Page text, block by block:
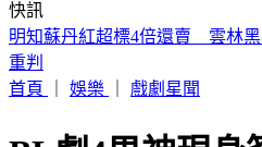
快訊
任天堂財報亮眼！Switch 2銷量
首頁
BL劇4男神現身